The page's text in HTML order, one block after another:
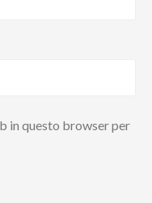
in questo browser per